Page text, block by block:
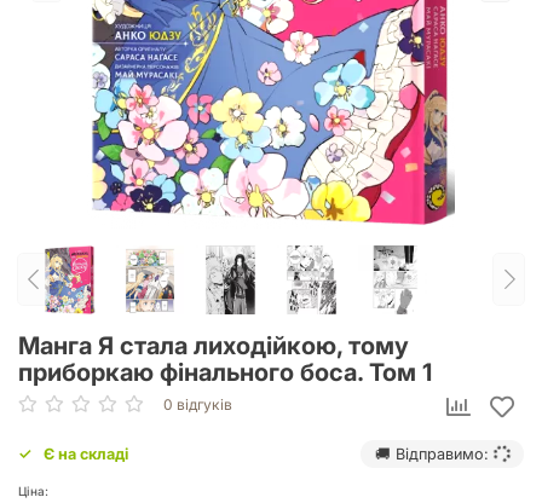
Манга Я стала лиходійкою, тому
приборкаю фінального боса. Том 1
0 відгуків
Є на складі 🚚 Відправимо:
Ціна: